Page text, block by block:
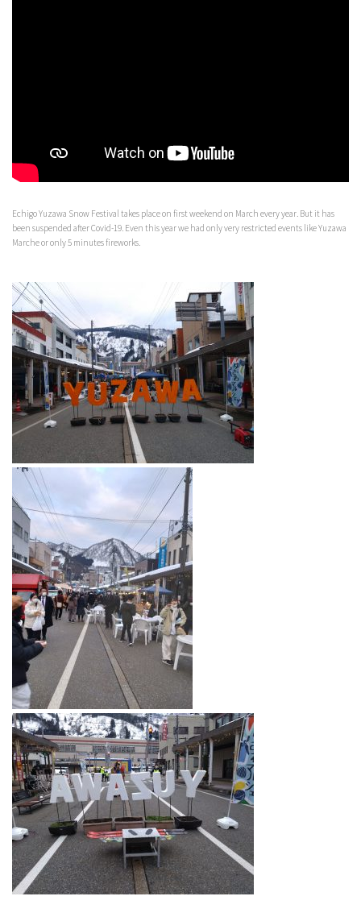
Echigo Yuzawa Snow Festival takes place on first weekend on March every year. But it has
been suspended after Covid-19. Even this year we had only very restricted events like Yuzawa
Marche or only 5 minutes fireworks.